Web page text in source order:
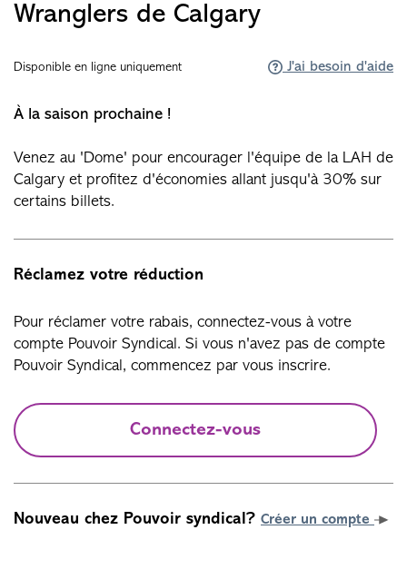
Wranglers de Calgary
Disponible en ligne uniquement J'ai besoin d'aide
À la saison prochaine !
Venez au 'Dome' pour encourager l'équipe de la LAH de
Calgary et profitez d'économies allant jusqu'à 30% sur
certains billets.
Réclamez votre réduction
Pour réclamer votre rabais, connectez-vous à votre
compte Pouvoir Syndical. Si vous n'avez pas de compte
Pouvoir Syndical, commencez par vous inscrire.
Connectez-vous
Nouveau chez Pouvoir syndical? Créer un compte